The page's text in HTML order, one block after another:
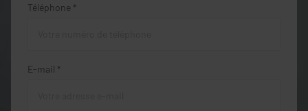
Téléphone *
E-mail *